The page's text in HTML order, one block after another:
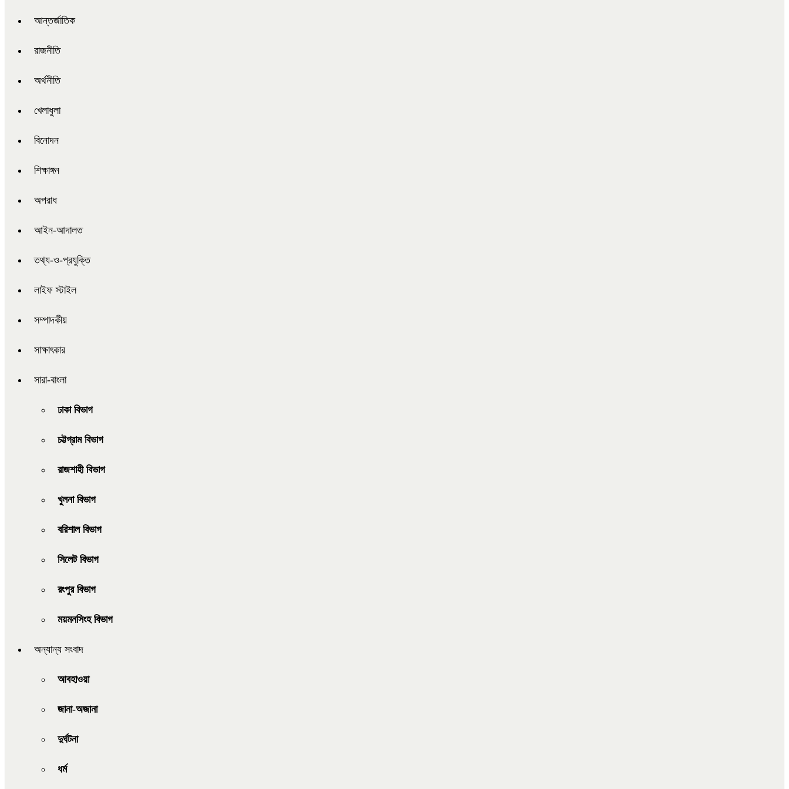
আন্তর্জাতিক
রাজনীতি
অর্থনীতি
খেলাধুলা
বিনোদন
শিক্ষাঙ্গন
অপরাধ
আইন-আদালত
তথ্য-ও-প্রযুক্তি
লাইফ স্টাইল
সম্পাদকীয়
সাক্ষাৎকার
সারা-বাংলা
ঢাকা বিভাগ
চট্টগ্রাম বিভাগ
রাজশাহী বিভাগ
খুলনা বিভাগ
বরিশাল বিভাগ
সিলেট বিভাগ
রংপুর বিভাগ
ময়মনসিংহ বিভাগ
অন্যান্য সংবাদ
আবহাওয়া
জানা-অজানা
দুর্ঘটনা
ধর্ম